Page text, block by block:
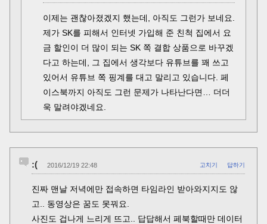
이제는 괜찮아졌겠지 했는데, 아직도 그런가 보네요.
제가 SK를 피해서 인터넷 가입해 준 친척 집에서 요
금 할인이 더 많이 되는 SK 쪽 결합 상품으로 바꾸겠
다고 하는데, 그 집에서 생각보다 유튜브를 꽤 쓰고
있어서 유튜브 쪽 핑계를 대고 말리고 있습니다. 페
이스북까지 아직도 그런 문제가 나타난다면… 더더
욱 말려야겠네요.
:( 2016/12/19 22:48 고치기 답하기
진짜 맨날 저녁에만 접속하면 타임라인 받아와지지도 않
고.. 동영상은 꿈도 못꿔요.
사진도 겁나게 느리게 뜨고.. 답답해서 페북할때만 데이터